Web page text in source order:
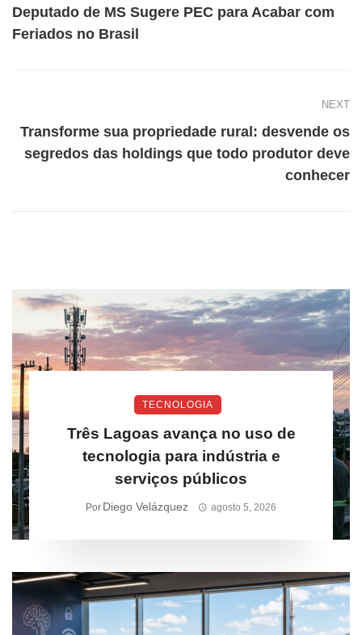
Deputado de MS Sugere PEC para Acabar com
Feriados no Brasil
NEXT
Transforme sua propriedade rural: desvende os
segredos das holdings que todo produtor deve
conhecer
TECNOLOGIA
Três Lagoas avança no uso de
tecnologia para indústria e
serviços públicos
Por Diego Velázquez agosto 5, 2026